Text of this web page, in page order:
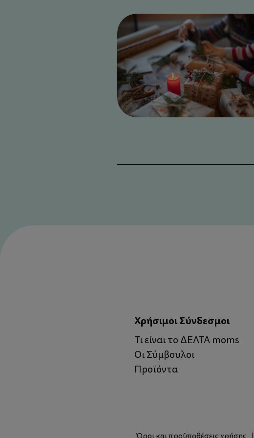
Χρήσιμοι Σύνδεσμοι
Τι είναι το ΔΕΛΤΑ moms
Οι Σύμβουλοι
Προϊόντα